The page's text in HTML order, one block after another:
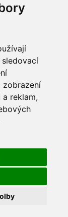
zobrazení
reklam,
mateřská
Králové